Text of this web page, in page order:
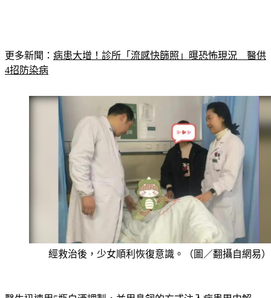
更多新聞： 病患大增！診所「流感快篩照」曝恐怖現況　醫供
4招防染病
經救治後，少女順利恢復意識。（圖／翻攝自網易）